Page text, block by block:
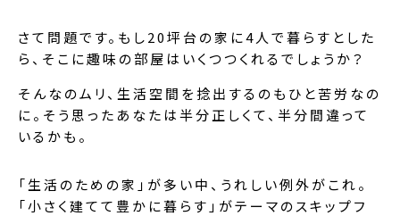
さて問題です。もし20坪台の家に4人で暮らすとした
ら、そこに趣味の部屋はいくつつくれるでしょうか？
そんなのムリ、生活空間を捻出するのもひと苦労なの
に。そう思ったあなたは半分正しくて、半分間違って
いるかも。
「生活のための家」が多い中、うれしい例外がこれ。
「小さく建てて豊かに暮らす」がテーマのスキップフ